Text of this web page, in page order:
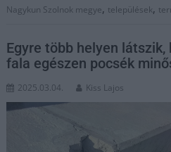
Nagykun Szolnok megye, települések,
Egyre több helyen látszik,
fala egészen pocsék
2025.03.04. Kiss Lajos